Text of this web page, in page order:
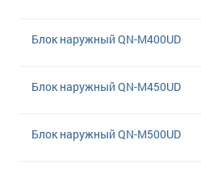
Блок наружный QN-M400UD
Блок наружный QN-M450UD
Блок наружный QN-M500UD